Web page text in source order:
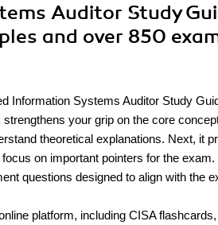
Auditor Study
and over 850
Information Systems Auditor Study
your grip on the core
theoretical explanations. Next, it
on important pointers for the exam.
questions designed to align with the
platform, including CISA flashcards,